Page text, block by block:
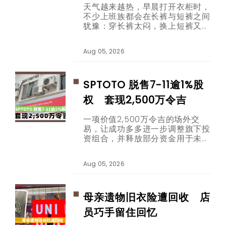
天气越来越热，早晨打开衣柜时，
不少上班族都会在长裤与短裤之间
犹豫：穿长裤太闷，换上短裤又担
论。
Aug 05, 2026
SPTOTO 脱售7-11逾1%股
权 套现2,500万令吉
一项价值2,500万令吉的场外交
易，让成功多多进一步调整旗下投
资组合，并释放部分资金用于未来
Aug 05, 2026
母亲遗物旧衣险遭回收 店
员巧手留住回忆